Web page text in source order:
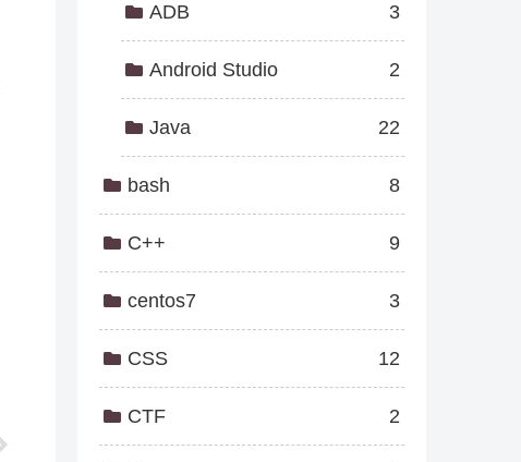
ADB 3
Android Studio 2
Java 22
bash 8
C++ 9
centos7 3
CSS 12
CTF 2